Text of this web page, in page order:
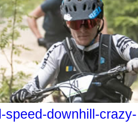
speed-downhill-